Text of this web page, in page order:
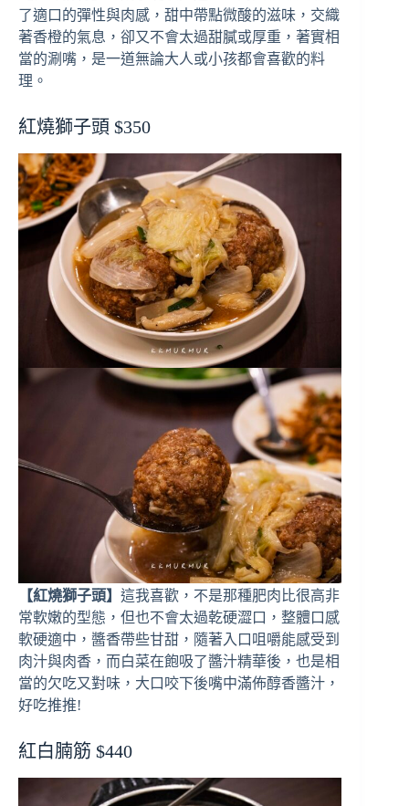
了適口的彈性與肉感，甜中帶點微酸的滋味，交織
著香橙的氣息，卻又不會太過甜膩或厚重，著實相
當的涮嘴，是一道無論大人或小孩都會喜歡的料
理。
紅燒獅子頭 $350
【紅燒獅子頭】 這我喜歡，不是那種肥肉比很高非
常軟嫩的型態，但也不會太過乾硬澀口，整體口感
軟硬適中，醬香帶些甘甜，隨著入口咀嚼能感受到
肉汁與肉香，而白菜在飽吸了醬汁精華後，也是相
當的欠吃又對味，大口咬下後嘴中滿佈醇香醬汁，
好吃推推!
紅白腩筋 $440